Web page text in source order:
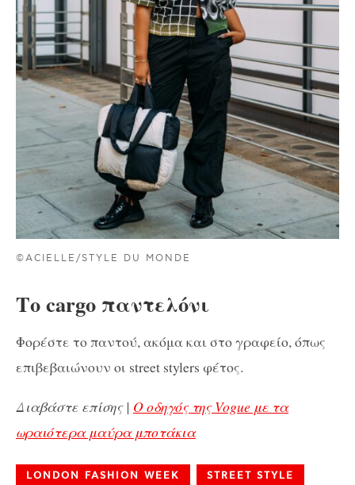
©ACIELLE/STYLE DU MONDE
Το cargo παντελόνι
Φορέστε το παντού, ακόμα και στο γραφείο, όπως
επιβεβαιώνουν οι street stylers φέτος.
Διαβάστε επίσης | Ο οδηγός της Vogue με τα
ωραιότερα μαύρα μποτάκια
LONDON FASHION WEEK STREET STYLE